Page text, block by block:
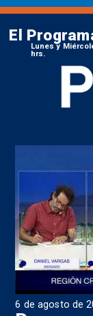
6 de agosto de
El
Lunes y
hrs.